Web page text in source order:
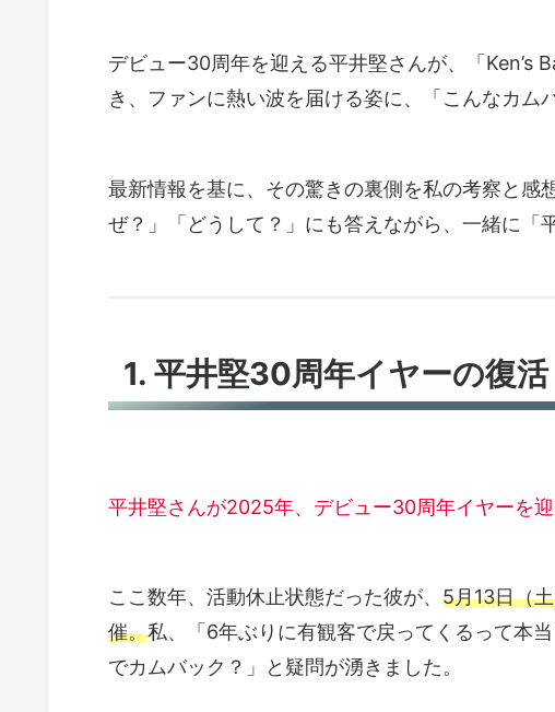
デビュー30周年を迎える平井堅さんが、「Ken’s
き、ファンに熱い波を届ける姿に、「こんなカム
最新情報を基に、その驚きの裏側を私の考察と感
ぜ？」「どうして？」にも答えながら、一緒に「
1. 平井堅30周年イヤーの復
平井堅さんが2025年、デビュー30周年イヤーを迎
ここ数年、活動休止状態だった彼が、 5月13日（
催。私、「6年ぶりに有観客で戻ってくるって本
でカムバック？」と疑問が湧きました。